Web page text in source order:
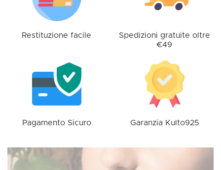
pagina
Restituzione facile
Spedizioni gratuite oltre
€49
Pagamento Sicuro Garanzia Kulto925